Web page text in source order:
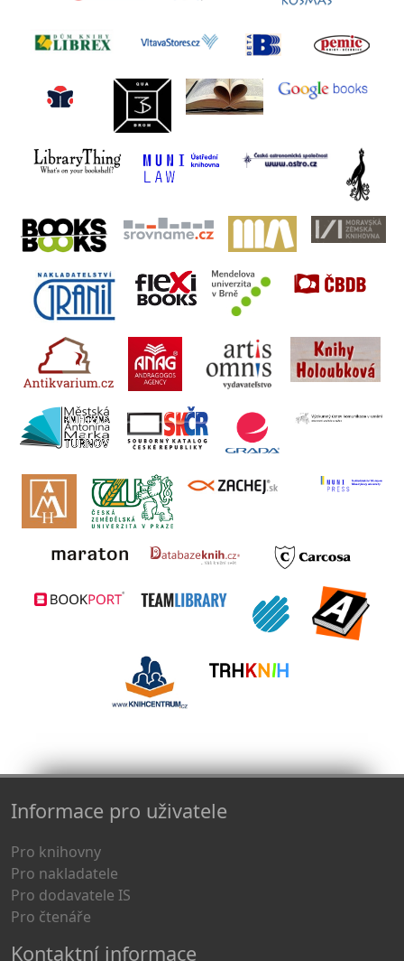
Informace pro uživatele
Pro knihovny
Pro nakladatele
Pro dodavatele IS
Pro čtenáře
Kontaktní informace